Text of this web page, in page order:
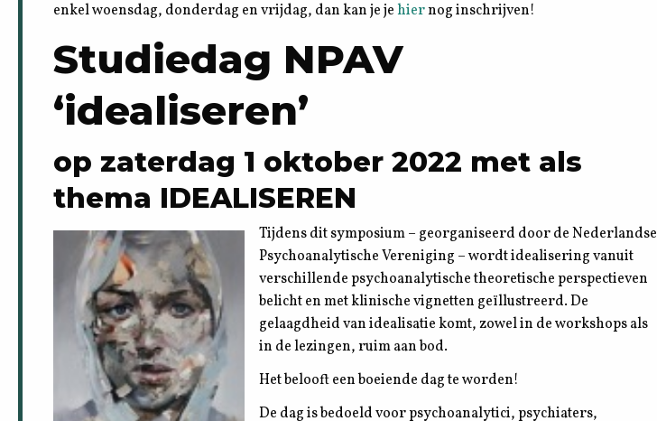
enkel woensdag, donderdag en vrijdag, dan kan je jehiernog inschrijven!
Studiedag NPAV
‘idealiseren’
op zaterdag 1 oktober 2022 met als
thema IDEALISEREN
Tijdens dit symposium – georganiseerd door de Nederlandse
Psychoanalytische Vereniging – wordt idealisering vanuit
verschillende psychoanalytische theoretische perspectieven
belicht en met klinische vignetten geïllustreerd. De
gelaagdheid van idealisatie komt, zowel in de workshops als
in de lezingen, ruim aan bod.
Het belooft een boeiende dag te worden!
De dag is bedoeld voor psychoanalytici, psychiaters,